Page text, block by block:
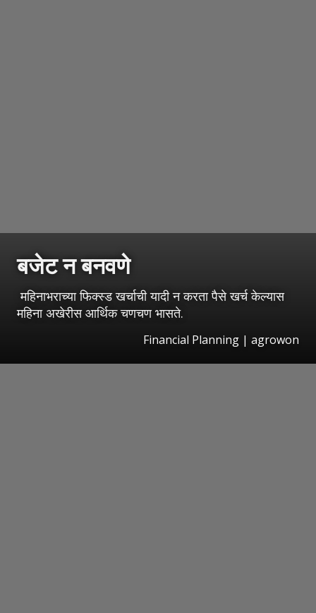
बजेट न बनवणे
महिनाभराच्या फिक्स्ड खर्चाची यादी न करता पैसे खर्च केल्यास
महिना अखेरीस आर्थिक चणचण भासते.
Financial Planning | agrowon